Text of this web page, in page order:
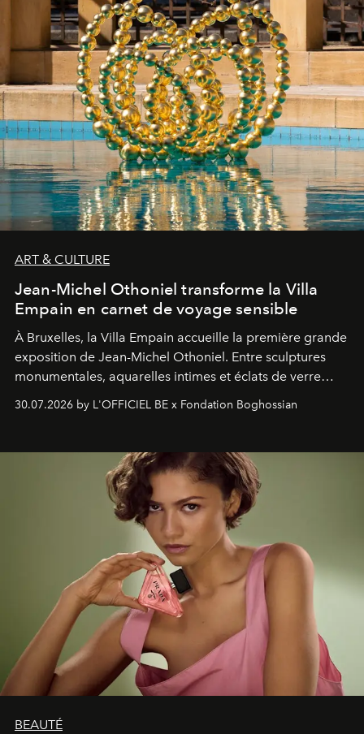
ART & CULTURE
Jean-Michel Othoniel transforme la Villa
Empain en carnet de voyage sensible
À Bruxelles, la Villa Empain accueille la première grande
exposition de Jean-Michel Othoniel. Entre sculptures
monumentales, aquarelles intimes et éclats de verre
soufflé, l’artiste français compose un itinéraire
émotionnel où chaque œuvre devient le souvenir
émerveillement.
30.07.2026 by L'OFFICIEL BE x Fondation Boghossian
BEAUTÉ